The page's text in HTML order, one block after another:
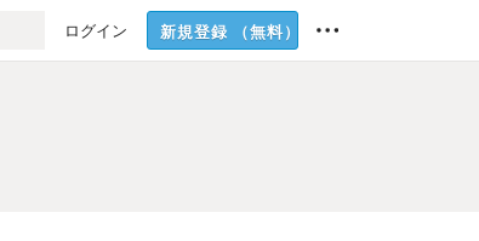
ログイン 新規登録 （無料）